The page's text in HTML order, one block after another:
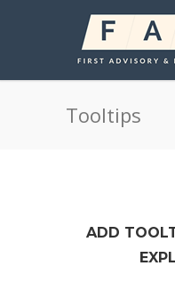
Tooltips
ADD